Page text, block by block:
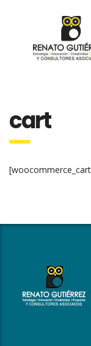
cart